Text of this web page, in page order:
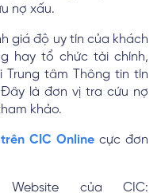
nợ xấu.
giá độ uy tín của khách
hay tổ chức tài chính,
tâm Thông tin tín
là đơn vị tra cứu nợ
khảo.
CIC Online cực đơn
của CIC: